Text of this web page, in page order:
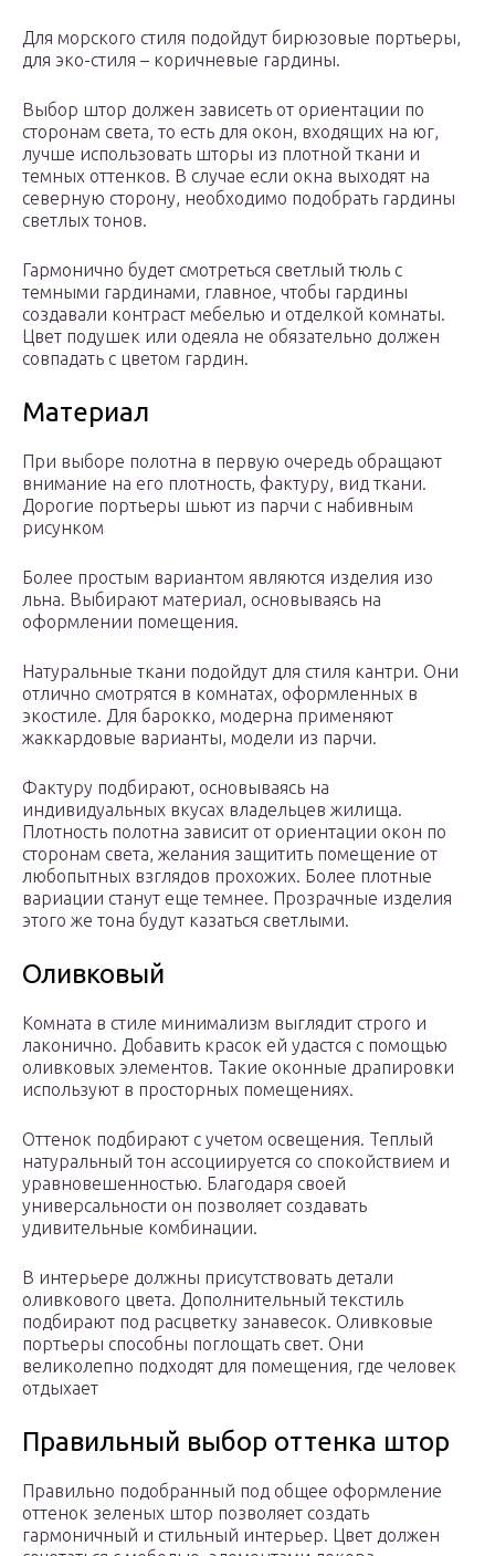
Для морского стиля подойдут бирюзовые портьеры,
для эко-стиля – коричневые гардины.
Выбор штор должен зависеть от ориентации по
сторонам света, то есть для окон, входящих на юг,
лучше использовать шторы из плотной ткани и
темных оттенков. В случае если окна выходят на
северную сторону, необходимо подобрать гардины
светлых тонов.
Гармонично будет смотреться светлый тюль с
темными гардинами, главное, чтобы гардины
создавали контраст мебелью и отделкой комнаты.
Цвет подушек или одеяла не обязательно должен
совпадать с цветом гардин.
Материал
При выборе полотна в первую очередь обращают
внимание на его плотность, фактуру, вид ткани.
Дорогие портьеры шьют из парчи с набивным
рисунком
Более простым вариантом являются изделия изо
льна. Выбирают материал, основываясь на
оформлении помещения.
Натуральные ткани подойдут для стиля кантри. Они
отлично смотрятся в комнатах, оформленных в
экостиле. Для барокко, модерна применяют
жаккардовые варианты, модели из парчи.
Фактуру подбирают, основываясь на
индивидуальных вкусах владельцев жилища.
Плотность полотна зависит от ориентации окон по
сторонам света, желания защитить помещение от
любопытных взглядов прохожих. Более плотные
вариации станут еще темнее. Прозрачные изделия
этого же тона будут казаться светлыми.
Оливковый
Комната в стиле минимализм выглядит строго и
лаконично. Добавить красок ей удастся с помощью
оливковых элементов. Такие оконные драпировки
используют в просторных помещениях.
Оттенок подбирают с учетом освещения. Теплый
натуральный тон ассоциируется со спокойствием и
уравновешенностью. Благодаря своей
универсальности он позволяет создавать
удивительные комбинации.
В интерьере должны присутствовать детали
оливкового цвета. Дополнительный текстиль
подбирают под расцветку занавесок. Оливковые
портьеры способны поглощать свет. Они
великолепно подходят для помещения, где человек
отдыхает
Правильный выбор оттенка штор
Правильно подобранный под общее оформление
оттенок зеленых штор позволяет создать
гармоничный и стильный интерьер. Цвет должен